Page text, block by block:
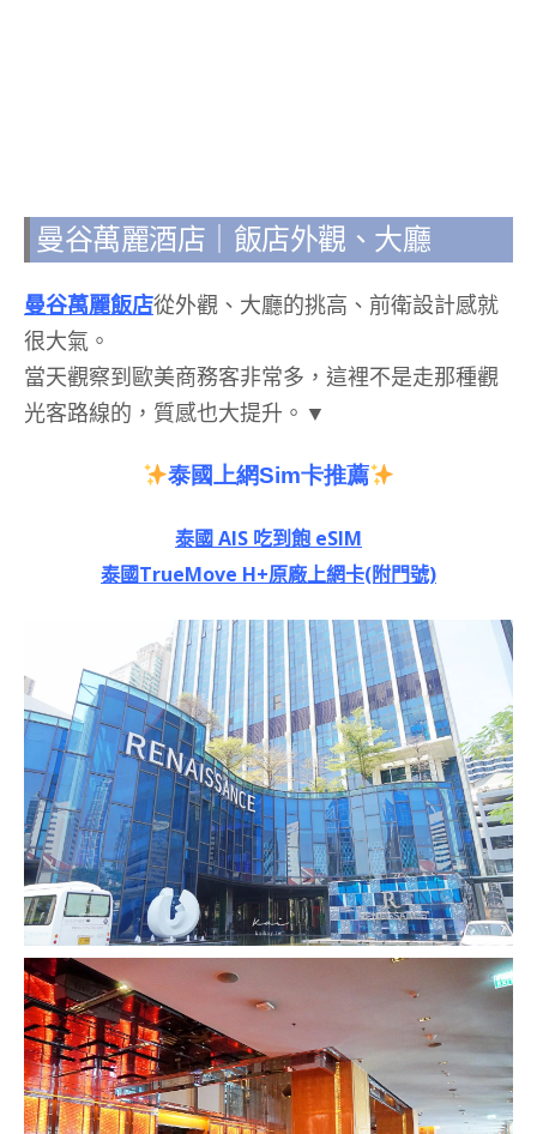
曼谷萬麗酒店｜飯店外觀、大廳
曼谷萬麗飯店從外觀、大廳的挑高、前衛設計感就
很大氣。
當天觀察到歐美商務客非常多，這裡不是走那種觀
光客路線的，質感也大提升。▼
泰國上網Sim卡推薦
泰國 AIS 吃到飽 eSIM
泰國TrueMove H+原廠上網卡(附門號)